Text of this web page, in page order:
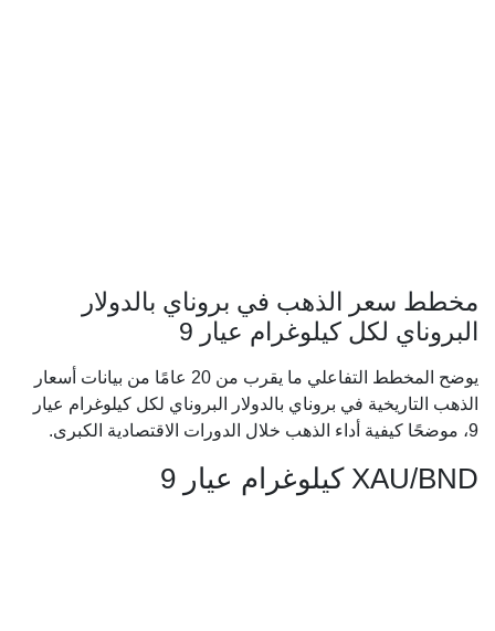
مخطط سعر الذهب في بروناي بالدولار
البروناي لكل كيلوغرام عيار 9
يوضح المخطط التفاعلي ما يقرب من 20 عامًا من بيانات أسعار
الذهب التاريخية في بروناي بالدولار البروناي لكل كيلوغرام عيار
9، موضحًا كيفية أداء الذهب خلال الدورات الاقتصادية الكبرى.
XAU/BND كيلوغرام عيار 9